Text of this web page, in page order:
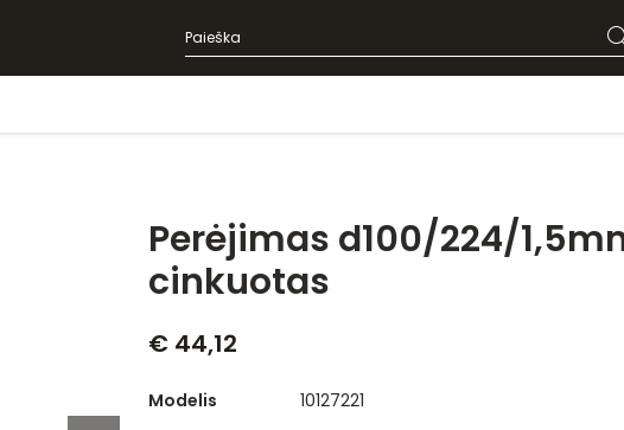
Perėjimas d100/224/
cinkuotas
€ 44,12
Modelis
10127221